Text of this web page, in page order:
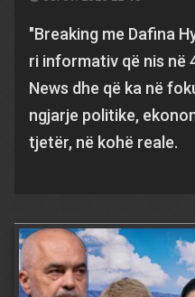
"Breaking me Dafina
ri informativ që nis në
News dhe që ka në
ngjarje politike,
tjetër, në kohë reale.